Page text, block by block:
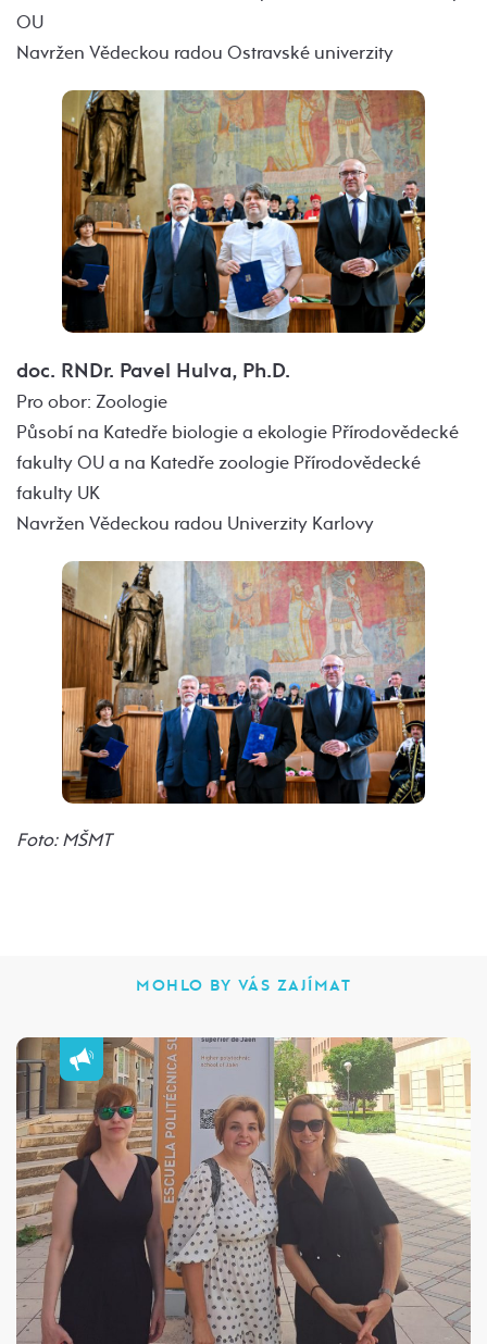
OU
Navržen Vědeckou radou Ostravské univerzity
doc. RNDr. Pavel Hulva, Ph.D.
Pro obor: Zoologie
Působí na Katedře biologie a ekologie Přírodovědecké
fakulty OU a na Katedře zoologie Přírodovědecké
fakulty UK
Navržen Vědeckou radou Univerzity Karlovy
Foto: MŠMT
MOHLO BY VÁS ZAJÍMAT